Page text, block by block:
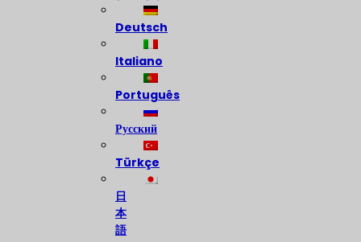
Deutsch
Italiano
Português
Русский
Türkçe
日
本
語